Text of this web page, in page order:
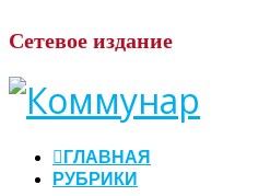
Сетевое издание
ГЛАВНАЯ
РУБРИКИ